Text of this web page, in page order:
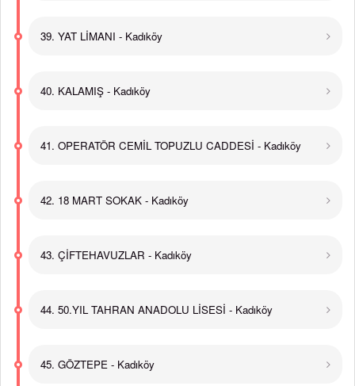
39. YAT LİMANI - Kadıköy
40. KALAMIŞ - Kadıköy
41. OPERATÖR CEMİL TOPUZLU CADDESİ - Kadıköy
42. 18 MART SOKAK - Kadıköy
43. ÇİFTEHAVUZLAR - Kadıköy
44. 50.YIL TAHRAN ANADOLU LİSESİ - Kadıköy
45. GÖZTEPE - Kadıköy